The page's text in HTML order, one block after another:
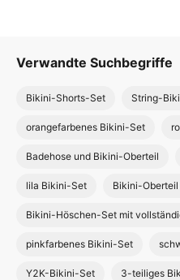
Verwandte Suchbegriffe
Bikini-Shorts-Set String-
orangefarbenes Bikini-Set
Badehose und Bikini-Oberteil
lila Bikini-Set Bikini-
Bikini-Höschen-Set mit
pinkfarbenes Bikini-Set
Y2K-Bikini-Set 3-teiliges